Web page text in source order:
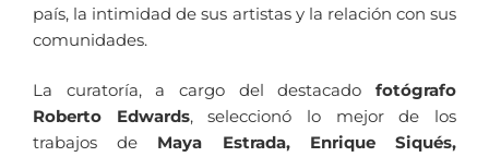
país, la intimidad de sus artistas y la relación con sus
comunidades.
La curatoría, a cargo del destacado fotógrafo
Roberto Edwards, seleccionó lo mejor de los
trabajos de Maya Estrada, Enrique Siqués,